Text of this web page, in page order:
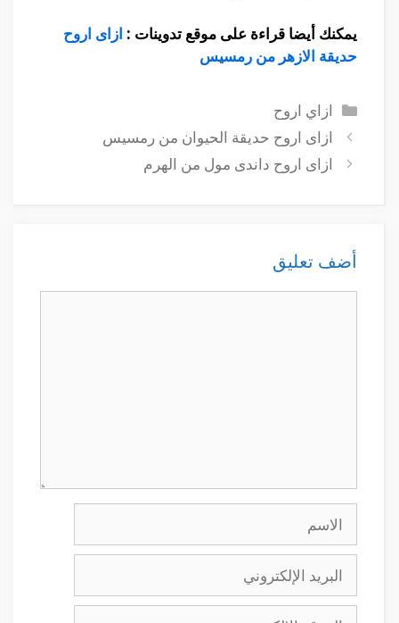
يمكنك أيضا قراءة على موقع تدوينات : ازاى اروح
حديقة الازهر من رمسيس
التصنيفات
ازاي اروح
ازاى اروح حديقة الحيوان من رمسيس
ازاى اروح داندى مول من الهرم
أضف تعليق
الاسم
البريد
الإلكتروني
الموقع